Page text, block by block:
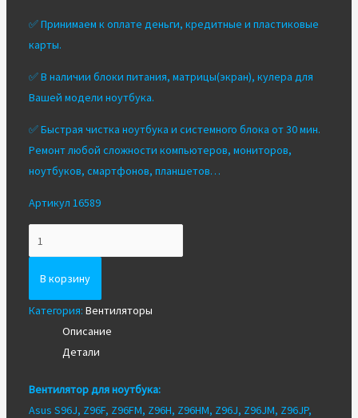
✅ Принимаем к оплате деньги, кредитные и пластиковые
карты.
✅ В наличии блоки питания, матрицы(экран), кулера для
Вашей модели ноутбука.
✅ Быстрая чистка ноутбука и системного блока от 30 мин.
Ремонт любой сложности компьютеров, мониторов,
ноутбуков, смартфонов, планшетов…
Артикул 16589
Вентилятор/
Кулер
для
ноутбука
В корзину
Категория: Вентиляторы
Описание
Детали
Вентилятор для ноутбука:
Asus S96J, Z96F, Z96FM, Z96H, Z96HM, Z96J, Z96JM, Z96JP,